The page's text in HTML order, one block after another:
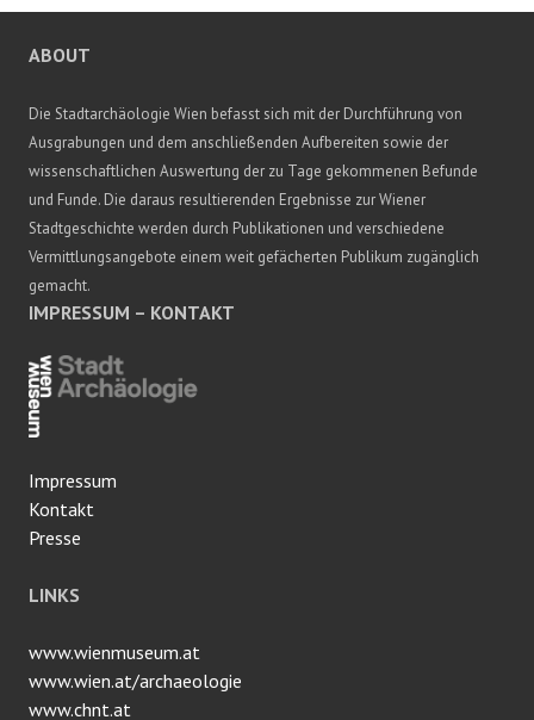
ABOUT
Die Stadtarchäologie Wien befasst sich mit der Durchführung von
Ausgrabungen und dem anschließenden Aufbereiten sowie der
wissenschaftlichen Auswertung der zu Tage gekommenen Befunde
und Funde. Die daraus resultierenden Ergebnisse zur Wiener
Stadtgeschichte werden durch Publikationen und verschiedene
Vermittlungsangebote einem weit gefächerten Publikum zugänglich
gemacht.
IMPRESSUM – KONTAKT
Impressum
Kontakt
Presse
LINKS
www.wienmuseum.at
www.wien.at/archaeologie
www.chnt.at